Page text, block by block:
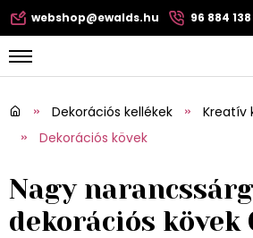
webshop@ewalds.hu 96 884 138
Dekorációs kellékek
Kreatív
Dekorációs kövek
Nagy
dekorációs kövek